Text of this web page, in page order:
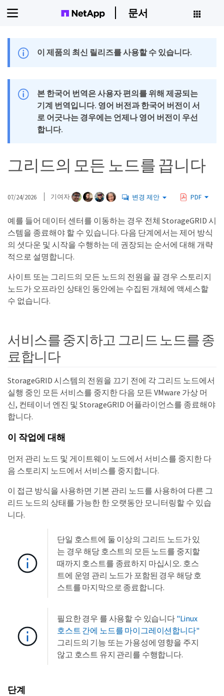
문서
이 제품의 최신 릴리즈를 사용할 수 있습니다.
본 한국어 번역은 사용자 편의를 위해 제공되는
기계 번역입니다. 영어 버전과 한국어 버전이 서
로 어긋나는 경우에는 언제나 영어 버전이 우선
합니다.
그리드의 모든 노드를 끕니다
07/24/2026 기여자 변경 제안 PDF
예를 들어 데이터 센터를 이동하는 경우 전체 StorageGRID 시
스템을 종료해야 할 수 있습니다. 다음 단계에서는 제어 방식
의 셧다운 및 시작을 수행하는 데 권장되는 순서에 대해 개략
적으로 설명합니다.
사이트 또는 그리드의 모든 노드의 전원을 끌 경우 스토리지
노드가 오프라인 상태인 동안에는 수집된 개체에 액세스할
수 없습니다.
서비스를 중지하고 그리드 노드를 종
료합니다
StorageGRID 시스템의 전원을 끄기 전에 각 그리드 노드에서
실행 중인 모든 서비스를 중지한 다음 모든 VMware 가상 머
신, 컨테이너 엔진 및 StorageGRID 어플라이언스를 종료해야
합니다.
이 작업에 대해
먼저 관리 노드 및 게이트웨이 노드에서 서비스를 중지한 다
음 스토리지 노드에서 서비스를 중지합니다.
이 접근 방식을 사용하면 기본 관리 노드를 사용하여 다른 그
리드 노드의 상태를 가능한 한 오랫동안 모니터링할 수 있습
니다.
단일 호스트에 둘 이상의 그리드 노드가 있
는 경우 해당 호스트의 모든 노드를 중지할
때까지 호스트를 종료하지 마십시오. 호스
트에 운영 관리 노드가 포함된 경우 해당 호
스트를 마지막으로 종료합니다.
필요한 경우 를 사용할 수 있습니다 "Linux
호스트 간에 노드를 마이그레이션합니다"
그리드의 기능 또는 가용성에 영향을 주지
않고 호스트 유지 관리를 수행합니다.
단계